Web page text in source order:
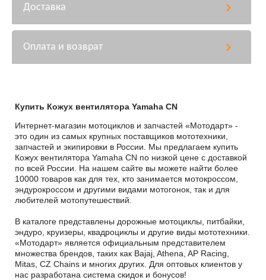
Доставка
Оплата и возврат
Купить Кожух вентилятора Yamaha CN
Интернет-магазин мотоциклов и запчастей «Мотодарт» -
это один из самых крупных поставщиков мототехники,
запчастей и экипировки в России. Мы предлагаем купить
Кожух вентилятора Yamaha CN по низкой цене с доставкой
по всей России. На нашем сайте вы можете найти более
10000 товаров как для тех, кто занимается мотокроссом,
эндурокроссом и другими видами мотогонок, так и для
любителей мотопутешествий.
В каталоге представлены дорожные мотоциклы, питбайки,
эндуро, круизеры, квадроциклы и другие виды мототехники.
«Мотодарт» является официальным представителем
множества брендов, таких как Bajaj, Athena, AP Racing,
Mitas, CZ Chains и многих других. Для оптовых клиентов у
нас разработана система скидок и бонусов!